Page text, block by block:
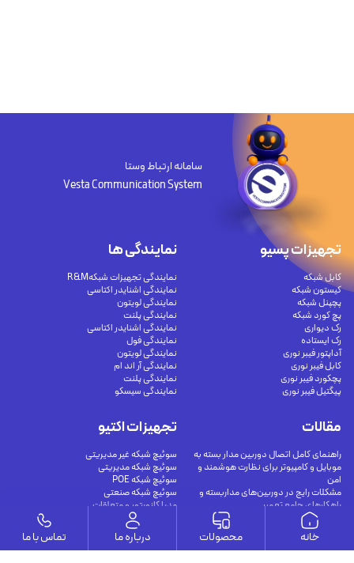
سامانه ارتباط وستا
Vesta Communication System
تجهیزات پسیو
کابل شبکه
کیستون شبکه
پچپنل شبکه
پچ کورد شبکه
رک دیواری
رک ایستاده
آداپتور فیبر نوری
کابل فیبر نوری
پچکورد فیبر نوری
پیگتیل فیبر نوری
تجهیزات اکتیو
سوئیچ شبکه غیر مدیریتی
سوئیچ شبکه مدیریتی
سوئیچ شبکه POE
سوئیچ شبکه صنعتی
مدیا کانورتور و متعلقات
نمایندگی ها
نمایندگی تجهیزات شبکهR&M
نمایندگی اشنایدر اکتاسی
نمایندگی لویتون
نمایندگی پلنت
نمایندگی اشنایدر اکتاسی
نمایندگی فول
نمایندگی لویتون
نمایندگی آر اند ام
نمایندگی پلنت
نمایندگی سیسکو
مقالات
راهنمای کامل اتصال دوربین مدار بسته به
موبایل و کامپیوتر برای نظارت هوشمند و
امن
مشکلات رایج در دوربین‌های مداربسته و
راهکارهای جامع تعمیر
کابل‌های اترنت شیلددار (محافظت‌شده) چه
هستند؟
اترنت Cat8 چگونه با راهکارهای فیبر نوری خانه محصولات درباره ما تماس با ما